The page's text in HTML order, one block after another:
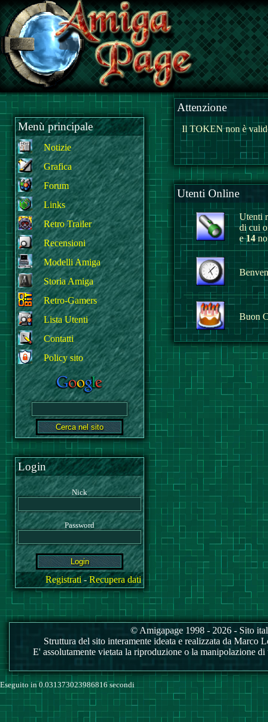
Menù principale
Notizie
Grafica
Forum
Links
Retro Trailer
Recensioni
Modelli Amiga
Storia Amiga
Retro-Gamers
Lista Utenti
Contatti
Policy sito
Login
Nick
Password
Registrati-Recupera dati
Attenzione
Il TOKEN non è
Utenti Online
Utenti
di cui
e14
Buon
© Amigapage 1998 - 2026 - Sito
Struttura del sito interamente ideata e realizzata da
E' assolutamente vietata la riproduzione o la manipolazione
Eseguito in 0.031373023986816 secondi